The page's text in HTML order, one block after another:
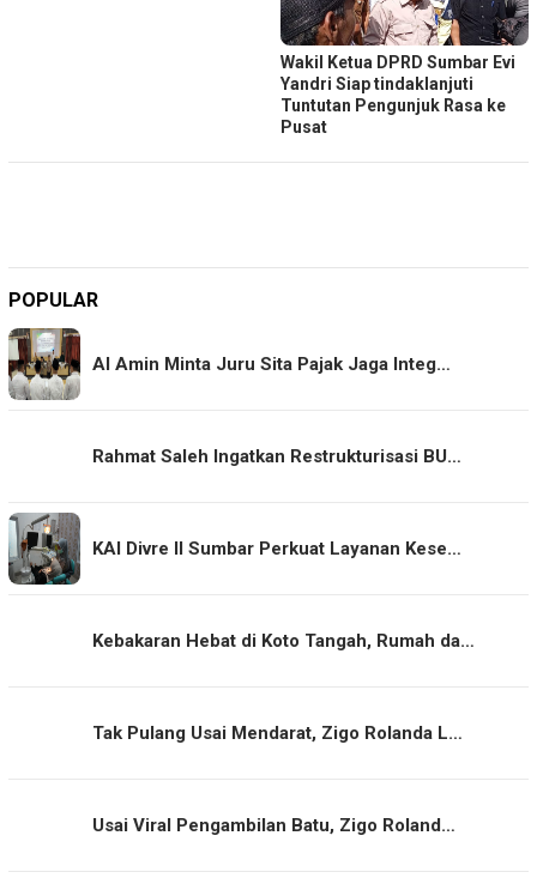
Wakil Ketua DPRD Sumbar Evi
Yandri Siap tindaklanjuti
Tuntutan Pengunjuk Rasa ke
Pusat
POPULAR
Al Amin Minta Juru Sita Pajak Jaga Integ…
Rahmat Saleh Ingatkan Restrukturisasi BU…
KAI Divre II Sumbar Perkuat Layanan Kese…
Kebakaran Hebat di Koto Tangah, Rumah da…
Tak Pulang Usai Mendarat, Zigo Rolanda L…
Usai Viral Pengambilan Batu, Zigo Roland…